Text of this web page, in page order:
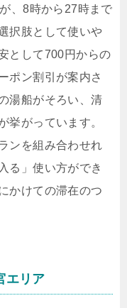
、8時から27時まで
択肢として使いや
として700円からの
ポン割引が案内さ
湯船がそろい、清
挙がっています。
ンを組み合わせれ
る」使い方ができ
かけての滞在のつ
エリア